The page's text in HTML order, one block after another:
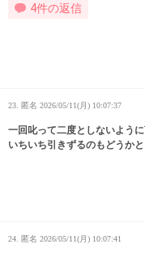
4件の返信
23. 匿名 2026/05/11(月) 10:07:37
一回叱って二度としないよう
いちいち引きずるのもどうかと
24. 匿名 2026/05/11(月) 10:07:41